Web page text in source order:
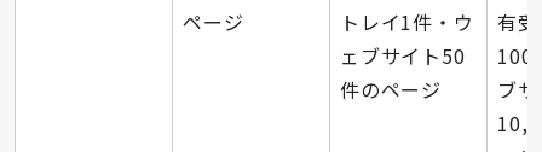
ページ
トレイ1件・ウ
ェブサイト50
件のページ
有
100
ブ